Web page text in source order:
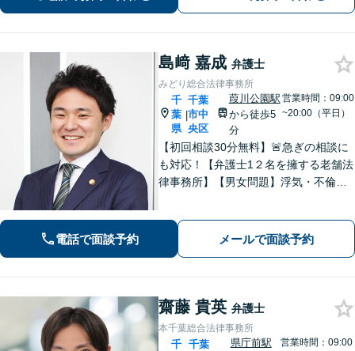
ずはお気軽にご相談ください【休日・
島﨑 嘉成 弁護士
みどり総合法律事務所
千
葉
県
|
千葉
市中
央区
葭川公園駅
から徒歩5
分
営業時間：09:00
~20:00（平日）
【初回相談30分無料】🚨急ぎの相談に
も対応！【弁護士1２名を擁する老舗法
律事務所】【男女問題】浮気・不倫の
【債権回収】売掛金の回収はお任せ
【葭川公園駅5分／千葉中央駅10分】
電話で面談予約 メールで面談予約
齋藤 貴英 弁護士
本千葉総合法律事務所
千 千葉
県庁前駅
営業時間：09:00